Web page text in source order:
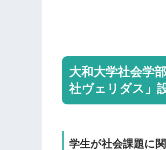
大和大学社会学
社ヴェリダス」
学生が社会課題に